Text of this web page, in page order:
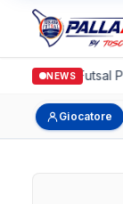
NEWS
Italgronda Futsal
Giocatore